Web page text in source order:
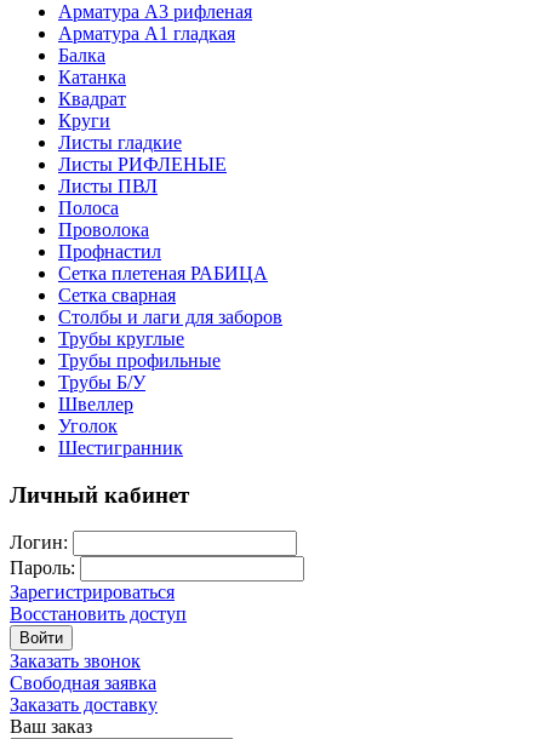
Арматура А3 рифленая
Арматура А1 гладкая
Балка
Катанка
Квадрат
Круги
Листы гладкие
Листы РИФЛЕНЫЕ
Листы ПВЛ
Полоса
Проволока
Профнастил
Сетка плетеная РАБИЦА
Сетка сварная
Столбы и лаги для заборов
Трубы круглые
Трубы профильные
Трубы Б/У
Швеллер
Уголок
Шестигранник
Личный кабинет
Логин:
Пароль:
Зарегистрироваться
Восстановить доступ
Войти
Заказать звонок
Свободная заявка
Заказать доставку
Ваш заказ